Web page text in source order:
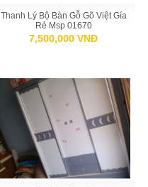
Thanh Lý Bộ Bàn Gỗ Gõ Việt Gía
Rẻ Msp 01670
7,500,000 VNĐ